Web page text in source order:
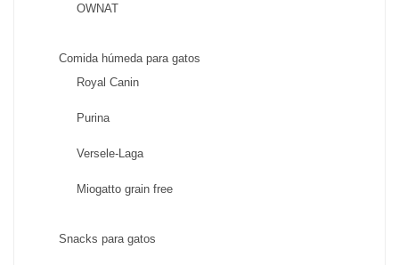
OWNAT
Comida húmeda para gatos
Royal Canin
Purina
Versele-Laga
Miogatto grain free
Snacks para gatos